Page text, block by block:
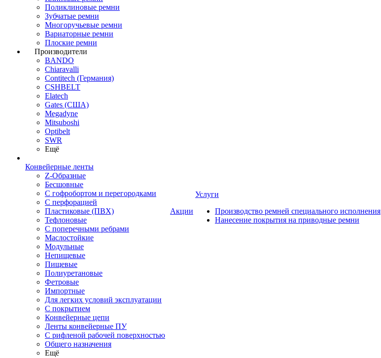
Поликлиновые ремни
Зубчатые ремни
Многоручьевые ремни
Вариаторные ремни
Плоские ремни
Производители
BANDO
Chiaravalli
Contitech (Германия)
CSHBELT
Elatech
Gates (США)
Megadyne
Mitsuboshi
Optibelt
SWR
Ещё
Конвейерные ленты
Z-Образные
Бесшовные
С гофробортом и перегородками
С перфорацией
Пластиковые (ПВХ)
Тефлоновые
С поперечными ребрами
Маслостойкие
Модульные
Непищевые
Пищевые
Полиуретановые
Фетровые
Импортные
Для легких условий эксплуатации
С покрытием
Конвейерные цепи
Ленты конвейерные ПУ
С рифленой рабочей поверхностью
Общего назначения
Ещё
Акции
Услуги
Производство ремней специального исполнения
Нанесение покрытия на приводные ремни